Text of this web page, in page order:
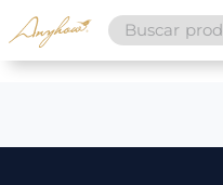
Search
for: